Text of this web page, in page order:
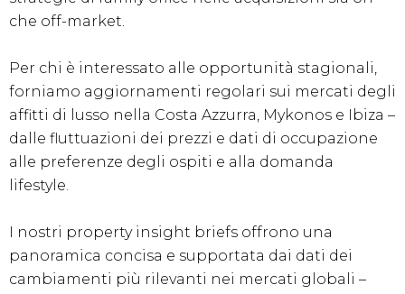
che off-market.
Per chi è interessato alle opportunità stagionali,
forniamo aggiornamenti regolari sui mercati degli
affitti di lusso nella Costa Azzurra, Mykonos e Ibiza –
dalle fluttuazioni dei prezzi e dati di occupazione
alle preferenze degli ospiti e alla domanda
lifestyle.
I nostri property insight briefs offrono una
panoramica concisa e supportata dai dati dei
cambiamenti più rilevanti nei mercati globali –